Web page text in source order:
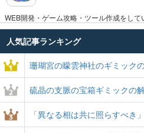
開発・ゲーム攻略・ツール作成をして
人気記事ランキング
珊瑚宮の曚雲神社のギミック
硫晶の支脈の宝箱ギミックの
「異なる相は共に照らすべき